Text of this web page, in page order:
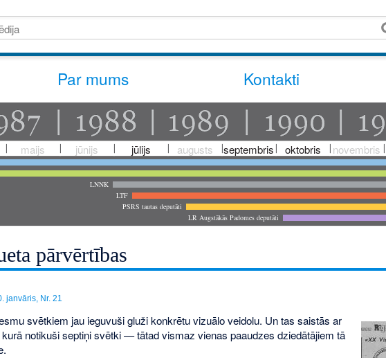
Par mums Kontakti
maijs jūnijs jūlijs augusts septembris oktobris novembris
LNNK
LTF
PSRS tautas deputāti
LR Augstākās Padomes deputāti
pārvērtības
janvāris, Nr. 21
svētkiem jau ieguvuši gluži konkrētu vizuālo veidolu. Un tas saistās ar
notikuši septiņi svētki — tātad vismaz vienas paaudzes dziedātājiem tā